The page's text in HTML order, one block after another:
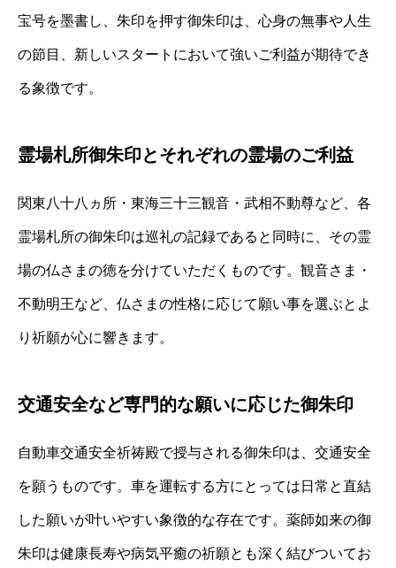
宝号を墨書し、朱印を押す御朱印は、心身の無事や人生
の節目、新しいスタートにおいて強いご利益が期待でき
る象徴です。
霊場札所御朱印とそれぞれの霊場のご利益
関東八十八ヵ所・東海三十三観音・武相不動尊など、各
霊場札所の御朱印は巡礼の記録であると同時に、その霊
場の仏さまの徳を分けていただくものです。観音さま・
不動明王など、仏さまの性格に応じて願い事を選ぶとよ
り祈願が心に響きます。
交通安全など専門的な願いに応じた御朱印
自動車交通安全祈祷殿で授与される御朱印は、交通安全
を願うものです。車を運転する方にとっては日常と直結
した願いが叶いやすい象徴的な存在です。薬師如来の御
朱印は健康長寿や病気平癒の祈願とも深く結びついてお